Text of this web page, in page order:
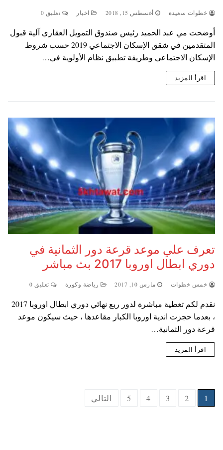
خطوات سعيدة أغسطس 15, 2018 اخبار تعليق 0
أوضحت مي عبد الحميد رئيس صندوق التمويل العقاري آلية قبول
المتقدمين في شقق الإسكان الاجتماعي 2019 حسب شروط
الإسكان الاجتماعي وطريقة تطبيق نظام الأولوية في…
اقرأ المزيد
تعرف علي موعد قرعة دور الثمانية في
دوري ابطال اوروبا 2017 بث مباشر
خمس خطوات مارس 10, 2017 رياضة وكورة تعليق 0
نقدم لكم تغطية مباشرة لدور ربع نهائي دوري ابطال اوروبا 2017
، بعدما حجزت اندية اوروبا الكبار مقاعدها ، حيث سيكون موعد
قرعة دور الثمانية…
اقرأ المزيد
Posts
1
2
3
4
5 التالي